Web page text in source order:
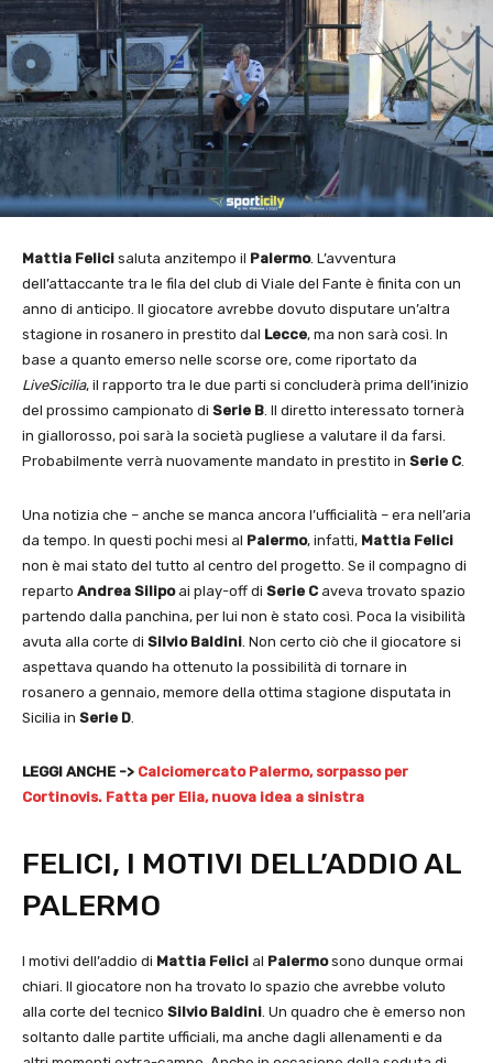
Mattia Felici saluta anzitempo il Palermo. L’avventura
dell’attaccante tra le fila del club di Viale del Fante è finita con un
anno di anticipo. Il giocatore avrebbe dovuto disputare un’altra
stagione in rosanero in prestito dal Lecce, ma non sarà così. In
base a quanto emerso nelle scorse ore, come riportato da
LiveSicilia, il rapporto tra le due parti si concluderà prima dell’inizio
del prossimo campionato di Serie B. Il diretto interessato tornerà
in giallorosso, poi sarà la società pugliese a valutare il da farsi.
Probabilmente verrà nuovamente mandato in prestito in Serie C.
Una notizia che – anche se manca ancora l’ufficialità – era nell’aria
da tempo. In questi pochi mesi al Palermo, infatti, Mattia Felici
non è mai stato del tutto al centro del progetto. Se il compagno di
reparto Andrea Silipoai play-off di Serie C aveva trovato spazio
partendo dalla panchina, per lui non è stato così. Poca la visibilità
avuta alla corte di Silvio Baldini. Non certo ciò che il giocatore si
aspettava quando ha ottenuto la possibilità di tornare in
rosanero a gennaio, memore della ottima stagione disputata in
Sicilia in Serie D.
LEGGI ANCHE -> Calciomercato Palermo, sorpasso per
Cortinovis. Fatta per Elia, nuova idea a sinistra
FELICI, I MOTIVI DELL’ADDIO AL
PALERMO
I motivi dell’addio di Mattia Felici al Palermosono dunque ormai
chiari. Il giocatore non ha trovato lo spazio che avrebbe voluto
alla corte del tecnico Silvio Baldini. Un quadro che è emerso non
soltanto dalle partite ufficiali, ma anche dagli allenamenti e da